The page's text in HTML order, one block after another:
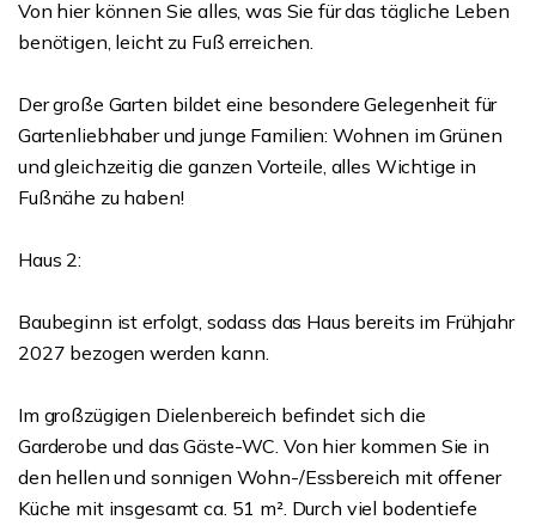
Von hier können Sie alles, was Sie für das tägliche Leben
benötigen, leicht zu Fuß erreichen.
Der große Garten bildet eine besondere Gelegenheit für
Gartenliebhaber und junge Familien: Wohnen im Grünen
und gleichzeitig die ganzen Vorteile, alles Wichtige in
Fußnähe zu haben!
Haus 2:
Baubeginn ist erfolgt, sodass das Haus bereits im Frühjahr
2027 bezogen werden kann.
Im großzügigen Dielenbereich befindet sich die
Garderobe und das Gäste-WC. Von hier kommen Sie in
den hellen und sonnigen Wohn-/Essbereich mit offener
Küche mit insgesamt ca. 51 m². Durch viel bodentiefe